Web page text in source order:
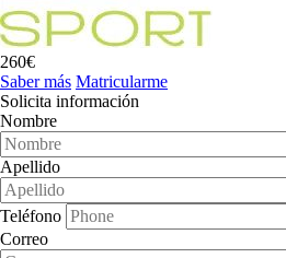
260€
Saber más Matricularme
Solicita información
Nombre
Apellido
Teléfono
Correo